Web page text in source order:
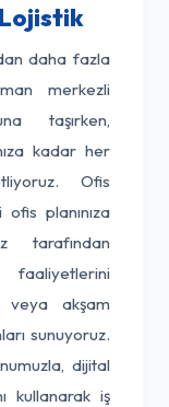
Lojistik
daha fazla
merkezli
taşırken,
kadar her
Ofis
ofis planınıza
tarafından
veya akşam
sunuyoruz.
dijital
kullanarak iş